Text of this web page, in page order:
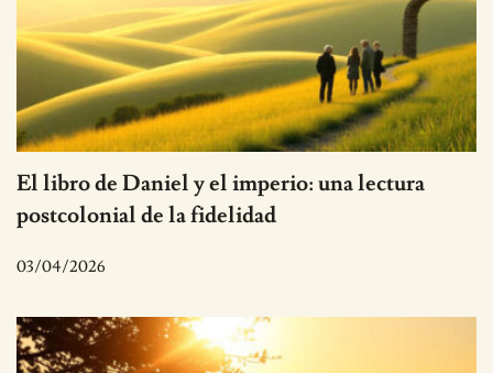
El libro de Daniel y el imperio: una lectura
postcolonial de la fidelidad
03/04/2026